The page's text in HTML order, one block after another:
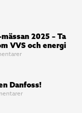
2025 – Ta
VVS och energi
Danfoss!